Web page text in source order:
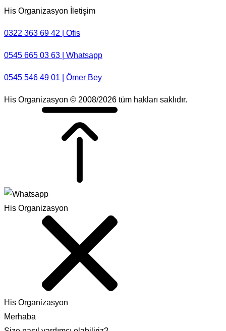
His Organizasyon İletişim
0322 363 69 42 | Ofis
0545 665 03 63 | Whatsapp
0545 546 49 01 | Ömer Bey
His Organizasyon © 2008/2026 tüm hakları saklıdır.
His Organizasyon
His Organizasyon
Merhaba